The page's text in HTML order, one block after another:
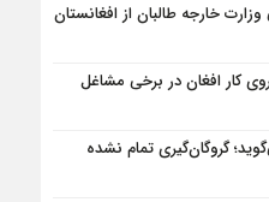
خارجه طالبان از افغانستان
کار افغان در برخی مشاغل
گروگان‌گیری تمام نشده